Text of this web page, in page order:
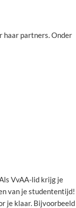
haar partners. Onder
VvAA-lid krijg je
van je studententijd!
je klaar. Bijvoorbeeld